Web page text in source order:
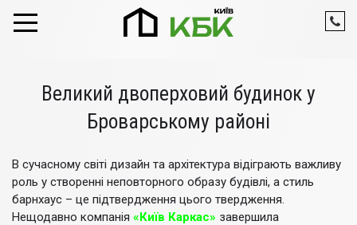
Великий двоперховий будинок у
Броварському районі
В сучасному світі дизайн та архітектура відіграють важливу
роль у створенні неповторного образу будівлі, а стиль
барнхаус – це підтвердження цього твердження.
Нещодавно компанія «Київ Каркас» завершила